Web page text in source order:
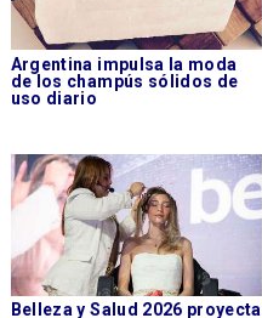
Argentina impulsa la moda
de los champús sólidos de
uso diario
Belleza y Salud 2026 proyecta